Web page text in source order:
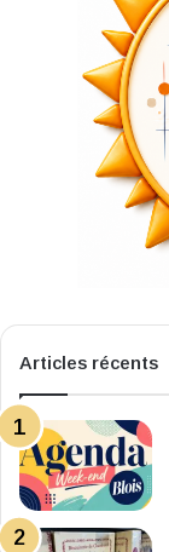
Articles récents